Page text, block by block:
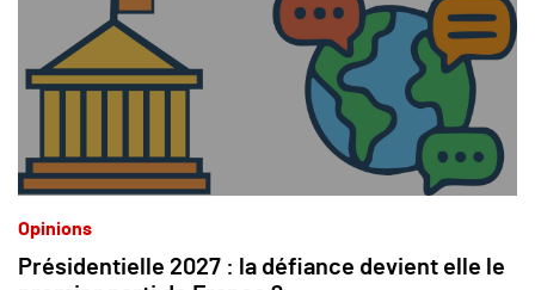
Opinions
Présidentielle 2027 : la défiance devient elle le